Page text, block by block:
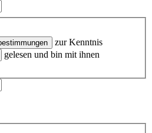
zur Kenntnis
gelesen und bin mit ihnen